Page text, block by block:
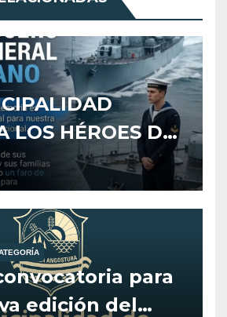
LOS HÉROES DEL
ARA GENERAL
para
edición del